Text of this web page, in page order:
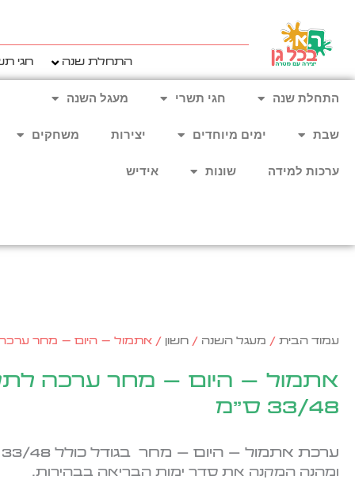
התחלת שנה חגי
התחלת שנה חגי תשרי מעגל השנה
שבת ימים מיוחדים יצירות משחקים
ערכות למידה שונות אידיש
עמוד הבית / מעגל השנה / חשון / אתמול – היום – מחר ערכה לתליה
אתמול – היום – מחר ערכה
33/48 ס"מ
ערכת אתמול – היום – מחר בגודל כולל 33/48 ס
ומהנה המקנה את סדר ימות הבריאה בבהירות.